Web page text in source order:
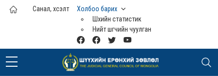
Үндсэн агуулга руу шилжих
Санал, хүсэлт
Холбоо барих
Шүүхийн статистик
Нийт шүүгчийн чуулган